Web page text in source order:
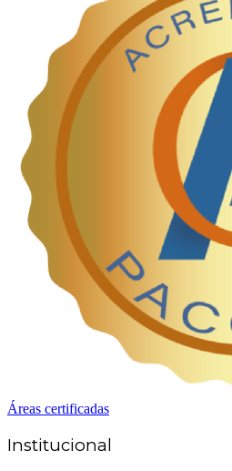
Áreas certificadas
Institucional